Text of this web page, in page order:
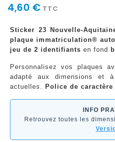
4,60 € TTC
Sticker 23 Nouvelle-
plaque immatriculation®
jeu de 2 identifiants en fond
Personnalisez vos plaques
adapté aux dimensions et
actuelles. Police de
INFO
Retrouvez toutes les